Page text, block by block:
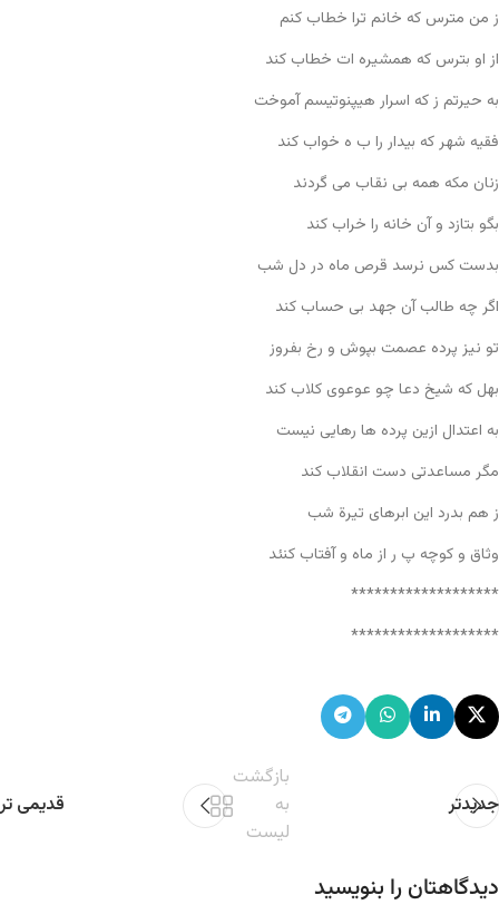
ز من مترس که خانم ترا خطاب کنم
از او بترس که همشیره ات خطاب کند
به حیرتم ز که اسرار هیپنوتیسم آموخت
فقیه شهر که بیدار را ب ه خواب کند
زنان مکه همه بی نقاب می گردند
بگو بتازد و آن خانه را خراب کند
بدست کس نرسد قرص ماه در دل شب
اگر چه طالب آن جهد بی حساب کند
تو نیز پرده عصمت بپوش و رخ بفروز
بهل که شیخ دعا چو عوعوی کلاب کند
به اعتدال ازین پرده ها رهایی نیست
مگر مساعدتی دست انقلاب کند
ز هم بدرد این ابرهای تیرة شب
وثاق و کوچه پ ر از ماه و آفتاب کنئد
*******************
*******************
جدیدتر
بازگشت
به
لیست
قدیمی تر
دیدگاهتان را بنویسید